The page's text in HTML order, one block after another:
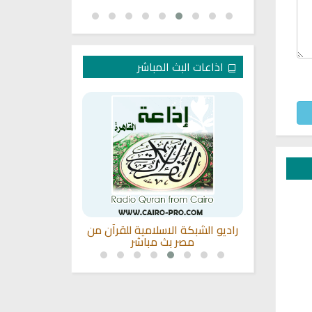
اذاعات البث المباشر
للقران راديو الشبكة الاسلامية للقرآن من
مصر بث مباشر